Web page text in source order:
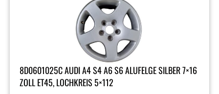
8D0601025C AUDI A4 S4 A6 S6 ALUFELGE SILBER 7×16
ZOLL ET45, LOCHKREIS 5×112